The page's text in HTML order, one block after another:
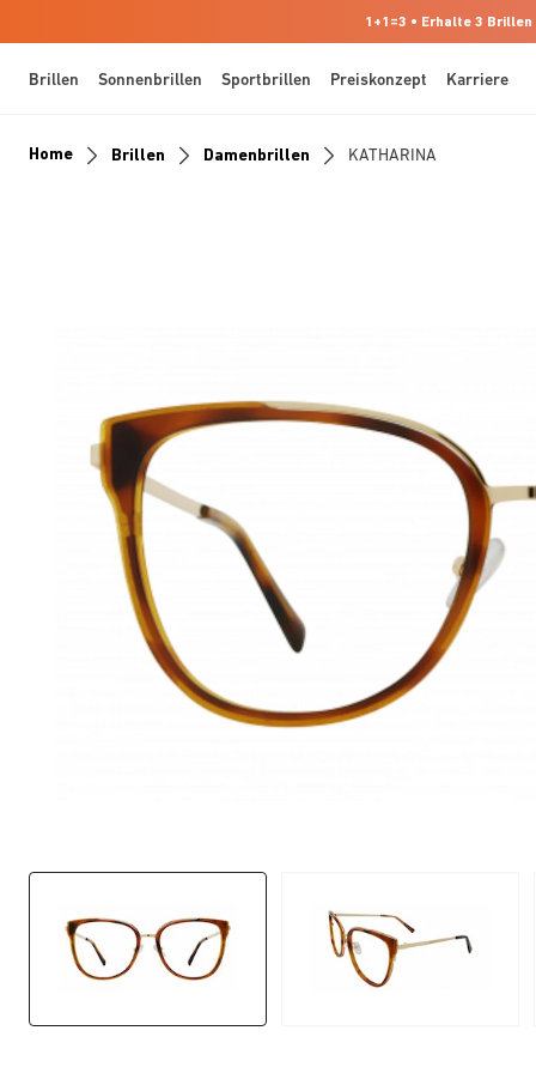
1+1=3 • Erhalte 3
Brillen Sonnenbrillen Sportbrillen Preiskonzept Karriere
Home Brillen Damenbrillen KATHARINA